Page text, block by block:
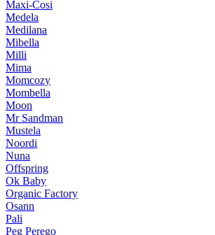
Maxi-Cosi
Medela
Medilana
Mibella
Milli
Mima
Momcozy
Mombella
Moon
Mr Sandman
Mustela
Noordi
Nuna
Offspring
Ok Baby
Organic Factory
Osann
Pali
Peg Perego